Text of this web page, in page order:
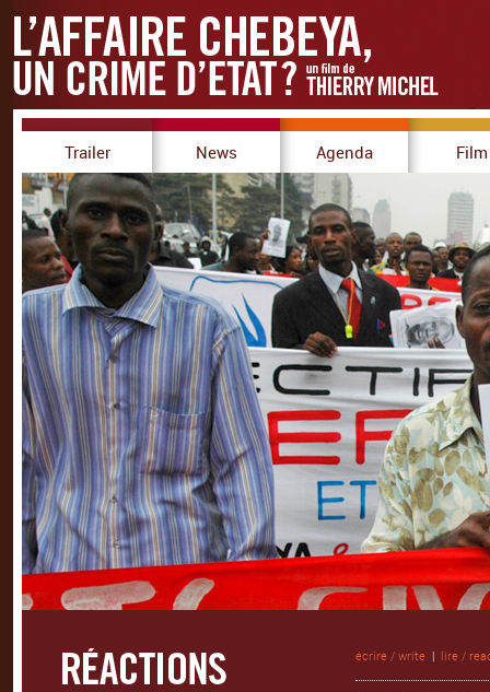
Trailer News Agenda Film
écrire / write | lire /